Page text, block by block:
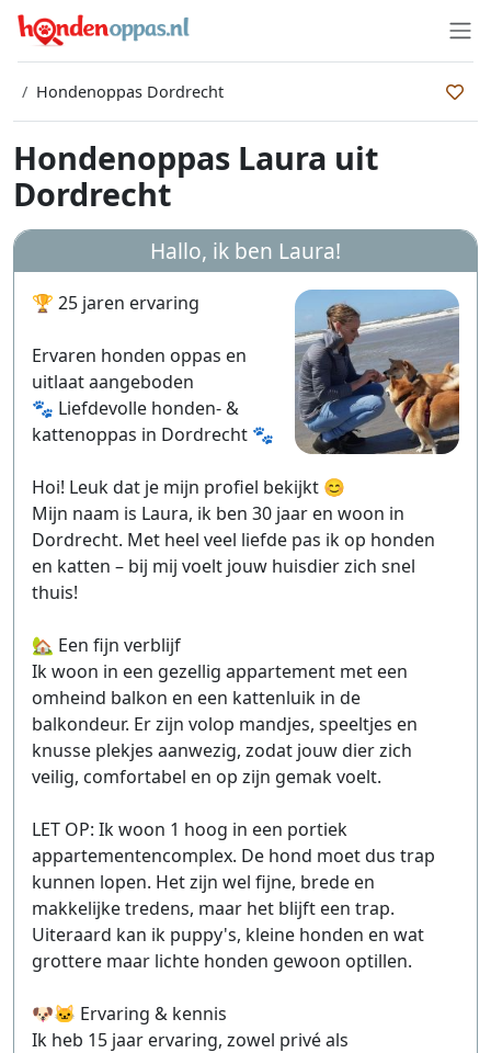
Hondenoppas Dordrecht
Hondenoppas Laura uit
Dordrecht
Hallo, ik ben Laura!
🏆 25 jaren ervaring
Ervaren honden oppas en
uitlaat aangeboden
🐾 Liefdevolle honden- &
kattenoppas in Dordrecht 🐾
Hoi! Leuk dat je mijn profiel bekijkt 😊
Mijn naam is Laura, ik ben 30 jaar en woon in
Dordrecht. Met heel veel liefde pas ik op honden
en katten – bij mij voelt jouw huisdier zich snel
thuis!
🏡 Een fijn verblijf
Ik woon in een gezellig appartement met een
omheind balkon en een kattenluik in de
balkondeur. Er zijn volop mandjes, speeltjes en
knusse plekjes aanwezig, zodat jouw dier zich
veilig, comfortabel en op zijn gemak voelt.
LET OP: Ik woon 1 hoog in een portiek
appartementencomplex. De hond moet dus trap
kunnen lopen. Het zijn wel fijne, brede en
makkelijke tredens, maar het blijft een trap.
Uiteraard kan ik puppy's, kleine honden en wat
grottere maar lichte honden gewoon optillen.
🐶🐱 Ervaring & kennis
Ik heb 15 jaar ervaring, zowel privé als